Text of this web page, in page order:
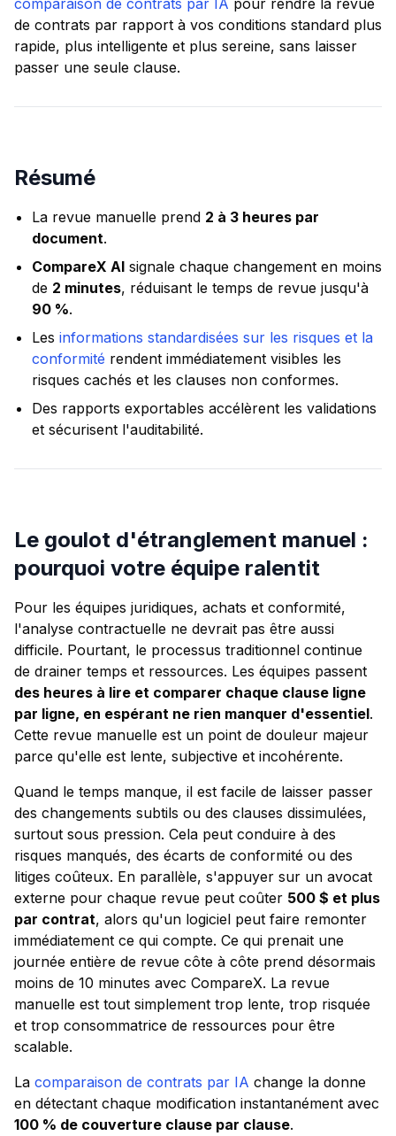
de contrats par rapport à vos conditions standard plus
rapide, plus intelligente et plus sereine, sans laisser
passer une seule clause.
Résumé
La revue manuelle prend 2 à 3 heures par
document.
CompareX AI signale chaque changement en moins
de 2 minutes, réduisant le temps de revue jusqu'à
90 %.
Les informations standardisées sur les risques et la
conformité rendent immédiatement visibles les
risques cachés et les clauses non conformes.
Des rapports exportables accélèrent les validations
et sécurisent l'auditabilité.
Le goulot d'étranglement manuel :
pourquoi votre équipe ralentit
Pour les équipes juridiques, achats et conformité,
l'analyse contractuelle ne devrait pas être aussi
difficile. Pourtant, le processus traditionnel continue
de drainer temps et ressources. Les équipes passent
des heures à lire et comparer chaque clause ligne
par ligne, en espérant ne rien manquer d'essentiel.
Cette revue manuelle est un point de douleur majeur
parce qu'elle est lente, subjective et incohérente.
Quand le temps manque, il est facile de laisser passer
des changements subtils ou des clauses dissimulées,
surtout sous pression. Cela peut conduire à des
risques manqués, des écarts de conformité ou des
litiges coûteux. En parallèle, s'appuyer sur un avocat
externe pour chaque revue peut coûter 500 $ et plus
par contrat, alors qu'un logiciel peut faire remonter
immédiatement ce qui compte. Ce qui prenait une
journée entière de revue côte à côte prend désormais
moins de 10 minutes avec CompareX. La revue
manuelle est tout simplement trop lente, trop risquée
et trop consommatrice de ressources pour être
scalable.
La comparaison de contrats par IA change la donne
en détectant chaque modification instantanément avec
100 % de couverture clause par clause.